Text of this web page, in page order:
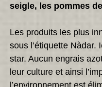
seigle, les pommes
Les produits les plus
sous l’étiquette Nàdar.
star. Aucun engrais
leur culture et ainsi
l’environnement est